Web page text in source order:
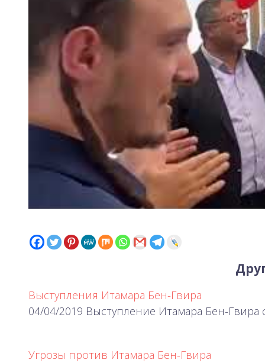
Выступления Итамара Бен-Гвира
04/04/2019 Выступление Итамара Бен-
Угрозы против Итамара Бен-Гвира